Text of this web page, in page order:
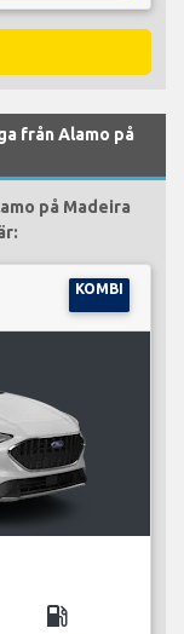
från Alamo på
på Madeira
KOMBI
local_gas_station